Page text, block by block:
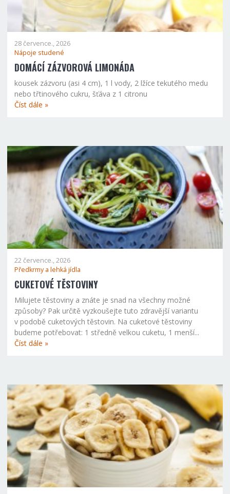
28 července., 2026
Nápoje studené
DOMÁCÍ ZÁZVOROVÁ LIMONÁDA
kousek zázvoru (asi 4 cm), 1 l vody, 2 lžíce tekutého medu
nebo třtinového cukru, šťáva z 1 citronu
Číst dále »
22 července., 2026
Předkrmy a lehká jídla
CUKETOVÉ TĚSTOVINY
Milujete těstoviny a znáte je snad na všechny možné
způsoby? Pak určitě vyzkoušejte tuto zdravější variantu
v podobě cuketových těstovin. Na cuketové těstoviny
budeme potřebovat: 1 středně velkou cuketu, 1 menší...
Číst dále »